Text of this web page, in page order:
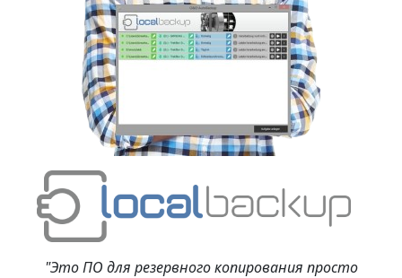
"Это ПО для резервного копирования просто